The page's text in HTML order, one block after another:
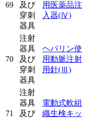
69
及び
穿刺
器具
用医薬品注
入器(Ⅳ)
70
注射
器具
及び
穿刺
器具
ヘパリン使
用動脈注射
用針(Ⅲ)
71
注射
器具
及び
電動式軟組
織生検キッ